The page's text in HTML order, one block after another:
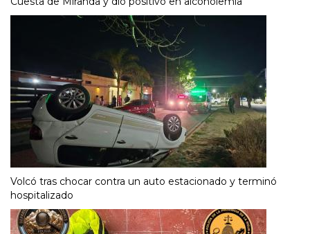
Volcó tras chocar contra un auto estacionado y terminó
hospitalizado